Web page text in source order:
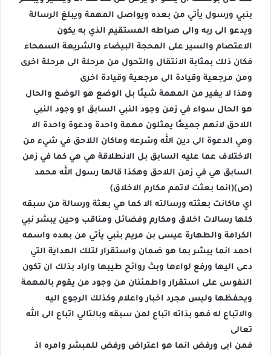
بنبي ورسول يأتي من بعده ويواصل المهمة ويبلغ الرسالة
ويدعو الى ربه والى صراطه المستقيم الذي به يكون
الاعتصام والسير على المحجة البيضاء والشريعة السمحاء
فكان ذلك بمثابة الانتقال والتحول من مرحلة الى مرحلة اخرى
ومن مرجعية وقيادة الى مرجعية وقيادة اخرى
وهذا لا يغير من المهمة شيئًا بل الوضع هو الوضع والحال
هو الحال سواء في زمن وجود النبي السابق او وجود النبي
اللاحق لانهم جميعًا يمثلون مهمة واحدة ودعوة واحدة الا
وهي الدعوة الى دين الله وشرعه وماكان اللاحق في شيء من
الاختلاف عما عليه السابق بل الانطلاقة هي هي كما في زمن
السابق هي في زمن اللاحق وهكذا قالها رسول الله محمد
(ص)(انما بعثت لاتمم مكارم الاخلاق)
اي ماكانت بعثته ورسالته الا كما هي بعثة ورسالة من سبقه
كلها رسالات اخلاق ومكارم وفضائل ومناقب وحين يبشر نبي
الكرامة والطهارة عيسى بن مريم بنبي يأتي من بعده واسمه
احمد انما يبشر بما هو ضمان واستقرار لتلك الهداية التي
دعى اليها ورفع لواءها وبث روائح طيبها واراد بذلك ان تكون
النفوس على استقرار واطمئنان من وجود من يقوم بالمهمة
ويحفظها وليس مجرد اخبار واعلام وكذلك الرجوع اليه
والاتباع له فهو بذاته اتباع لمن سبقه وبالتالي اتباع الى الله
تعالى
فمن ابى ورفض انما هو اعتراض ورفض للمبشر وامره اذ